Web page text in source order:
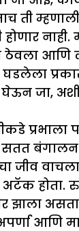
ती
आणि
जा,
सतत
जीव वाचला
होता.
झाला
आणि